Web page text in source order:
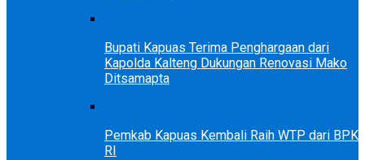
Bupati Kapuas Terima Penghargaan dari
Kapolda Kalteng Dukungan Renovasi Mako
Ditsamapta
Pemkab Kapuas Kembali Raih WTP dari BPK
RI